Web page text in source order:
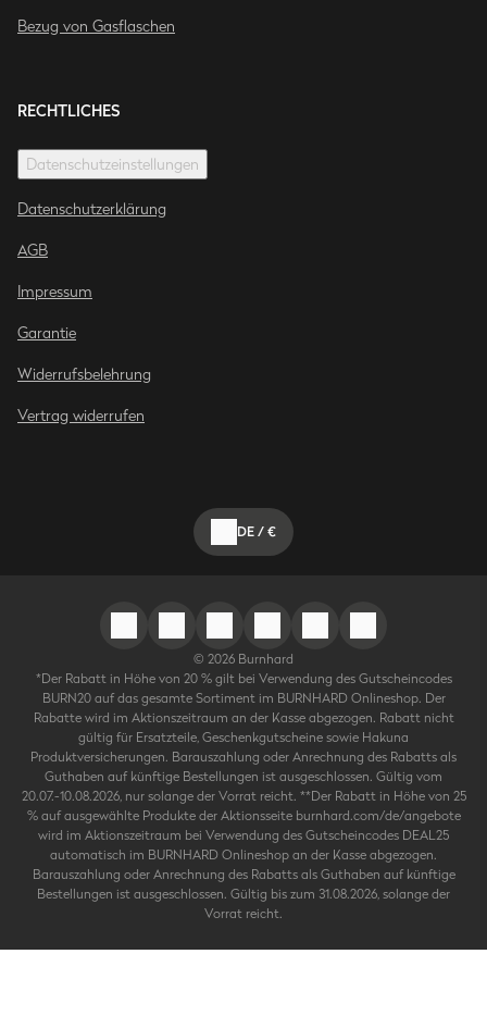
Bezug von Gasflaschen
RECHTLICHES
Datenschutzeinstellungen
Datenschutzerklärung
AGB
Impressum
Garantie
Widerrufsbelehrung
Vertrag widerrufen
DE/€
© 2026 Burnhard
*Der Rabatt in Höhe von 20 % gilt bei Verwendung des Gutscheincodes
BURN20 auf das gesamte Sortiment im BURNHARD Onlineshop. Der
Rabatte wird im Aktionszeitraum an der Kasse abgezogen. Rabatt nicht
gültig für Ersatzteile, Geschenkgutscheine sowie Hakuna
Produktversicherungen. Barauszahlung oder Anrechnung des Rabatts als
Guthaben auf künftige Bestellungen ist ausgeschlossen. Gültig vom
20.07.-10.08.2026, nur solange der Vorrat reicht. **Der Rabatt in Höhe von 25
% auf ausgewählte Produkte der Aktionsseite burnhard.com/de/angebote
wird im Aktionszeitraum bei Verwendung des Gutscheincodes DEAL25
automatisch im BURNHARD Onlineshop an der Kasse abgezogen.
Barauszahlung oder Anrechnung des Rabatts als Guthaben auf künftige
Bestellungen ist ausgeschlossen. Gültig bis zum 31.08.2026, solange der
Vorrat reicht.